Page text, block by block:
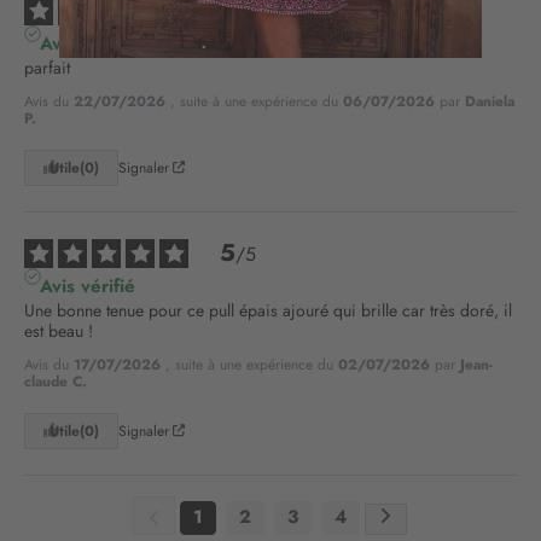
5/5
Avis vérifié
parfait
Avis du 22/07/2026 , suite à une expérience du 06/07/2026 par Daniela
P.
Utile(0) Signaler
5/5
Avis vérifié
Une bonne tenue pour ce pull épais ajouré qui brille car très doré, il
est beau !
Avis du 17/07/2026 , suite à une expérience du 02/07/2026 par Jean-
claude C.
Utile(0) Signaler
1 2 3 4
t
l
t
r
e
d
’
i
f